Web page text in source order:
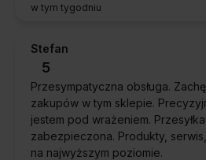
w tym tygodniu
Stefan
5
Przesympatyczna obsługa.
zakupów w tym sklepie.
jestem pod wrażeniem.
zabezpieczona. Produkty,
na najwyższym poziomie.